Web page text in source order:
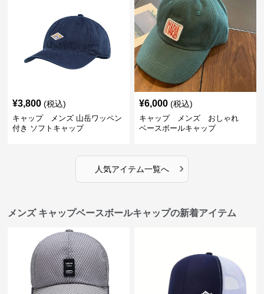
¥3,800 (税込)
キャップ メンズ 山岳ワッペン
付き ソフトキャップ
¥6,000 (税込)
キャップ メンズ おしゃれ
ベースボールキャップ
人気アイテム一覧へ ›
メンズ キャップベースボールキャップの新着アイテム